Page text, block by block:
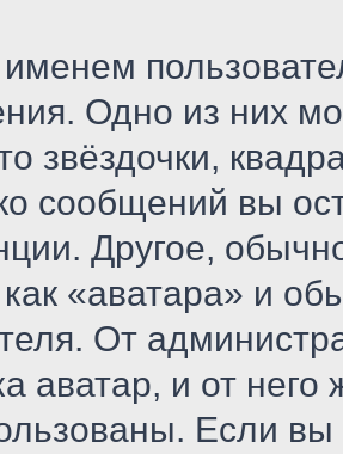
Одно из них
звёздочки,
сообщений вы
Другое,
как «аватара» и
От
аватар, и от него
Если